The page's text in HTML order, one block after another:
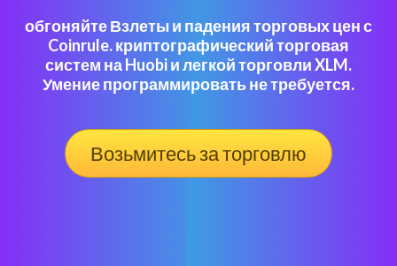
обгоняйте Взлеты и падения торговых цен с
Coinrule. криптографический торговая
систем на Huobi и легкой торговли XLM.
Умение программировать не требуется.
Возьмитесь за торговлю